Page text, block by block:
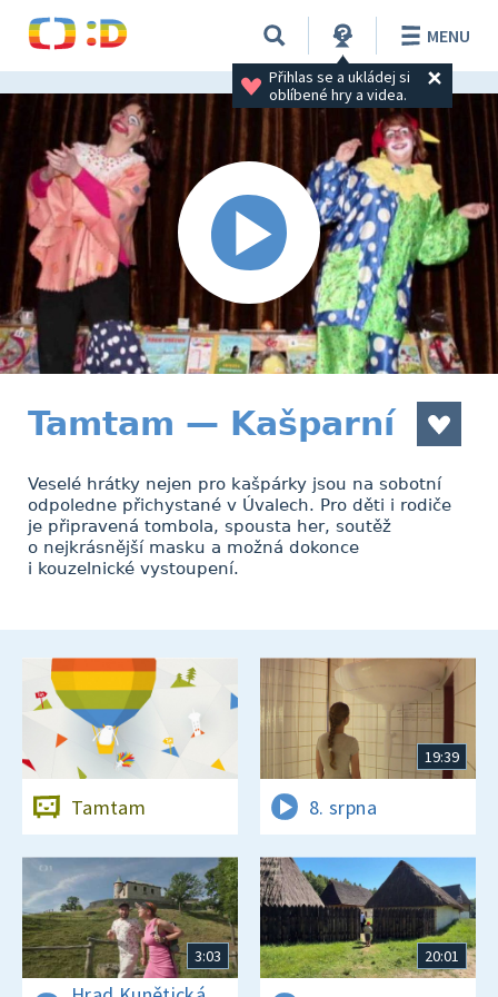
Přihlas se a ukládej si
oblíbené hry a videa.
MENU
Tamtam — Kašparní
Veselé hrátky nejen pro kašpárky jsou na sobotní
odpoledne přichystané v Úvalech. Pro děti i rodiče
je připravená tombola, spousta her, soutěž
o nejkrásnější masku a možná dokonce
i kouzelnické vystoupení.
Tamtam
19:39
8. srpna
3:03 20:01